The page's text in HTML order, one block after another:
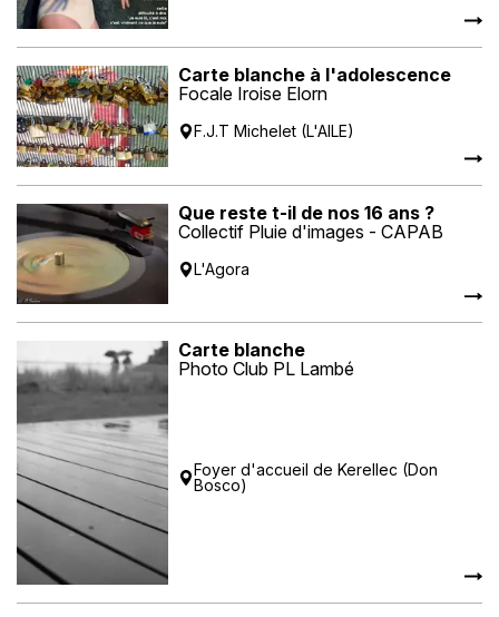
Carte blanche à l'adolescence
Focale Iroise Elorn
F.J.T Michelet (L'AILE)
Que reste t-il de nos 16 ans ?
Collectif Pluie d'images - CAPAB
L'Agora
Carte blanche
Photo Club PL Lambé
Foyer d'accueil de Kerellec (Don
Bosco)